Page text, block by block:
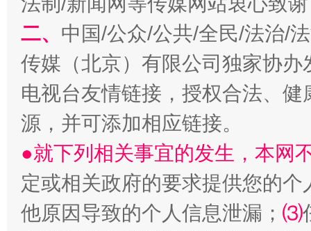
二、 中国/公众/公共/全民/法治/
传媒（北京）有限公司独家协
电视台友情链接，授权合法、
源，并可添加相应链接。
●就下列相关事宜的发生，本网
定或相关政府的要求提供您的个
他原因导致的个人信息泄漏； ⑶